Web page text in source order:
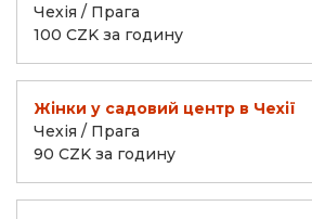
Чехія / Прага
100 CZK за годину
Жінки у садовий центр в Чехії
Чехія / Прага
90 CZK за годину